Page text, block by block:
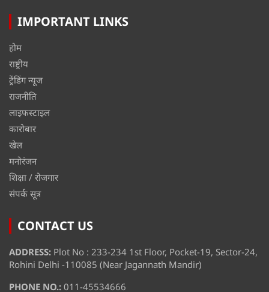
IMPORTANT LINKS
होम
राष्ट्रीय
ट्रेंडिंग न्यूज
राजनीति
लाइफस्टाइल
कारोबार
खेल
मनोरंजन
शिक्षा / रोजगार
संपर्क सूत्र
CONTACT US
ADDRESS: Plot No : 233-234 1st Floor, Pocket-19, Sector-24,
Rohini Delhi -110085 (Near Jagannath Mandir)
PHONE NO.: 011-45534666